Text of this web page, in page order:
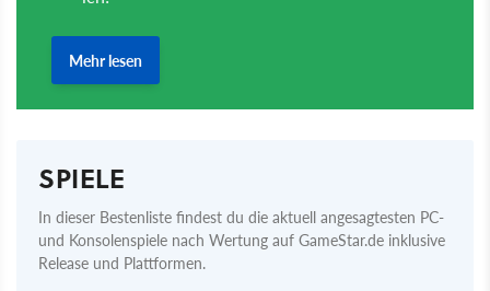
SPIELE
In dieser Bestenliste findest du die aktuell angesagtesten PC-
und Konsolenspiele nach Wertung auf GameStar.de inklusive
Release und Plattformen.